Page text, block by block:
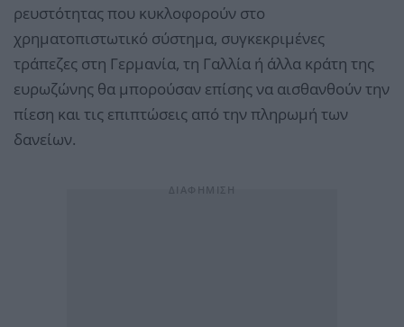
ρευστότητας που κυκλοφορούν στο
χρηματοπιστωτικό σύστημα, συγκεκριμένες
τράπεζες στη Γερμανία, τη Γαλλία ή άλλα κράτη της
ευρωζώνης θα μπορούσαν επίσης να αισθανθούν την
πίεση και τις επιπτώσεις από την πληρωμή των
δανείων.